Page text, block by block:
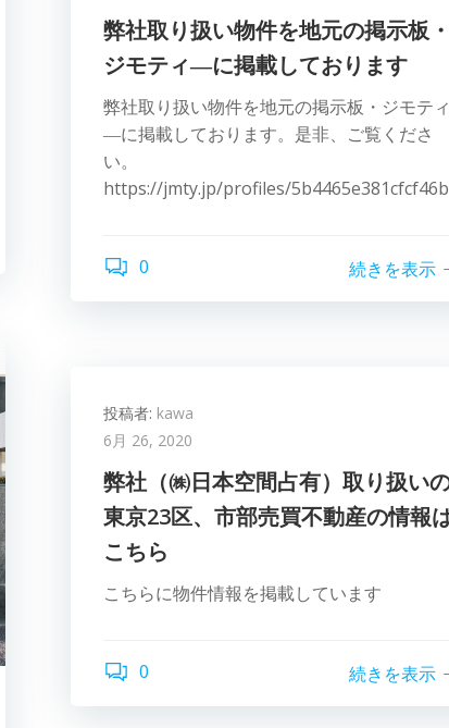
弊社取り扱い物件を地元の掲示板
ジモティ―に掲載しております
弊社取り扱い物件を地元の掲示板・ジモテ
―に掲載しております。是非、ご覧くださ
い。
https://jmty.jp/profiles/
0 続きを表示
投稿者: kawa
6月 26, 2020
弊社（㈱日本空間占有）取り扱い
東京23区、市部売買不動産の情報
こちら
こちらに物件情報を掲載しています
0 続きを表示